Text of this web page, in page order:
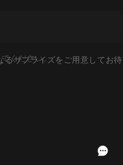
ください。
るサプライズをご用意してお待